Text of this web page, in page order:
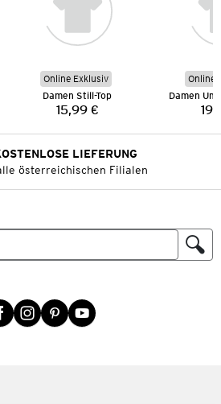
Online Exklusiv
Damen Still-Top
Preis:
15,99 €
Online
LIEFERUNG
österreichischen Filialen